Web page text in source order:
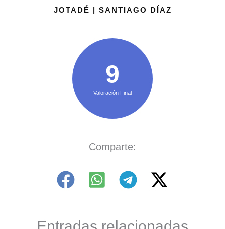
JOTADÉ | SANTIAGO DÍAZ
9
Valoración Final
Comparte: